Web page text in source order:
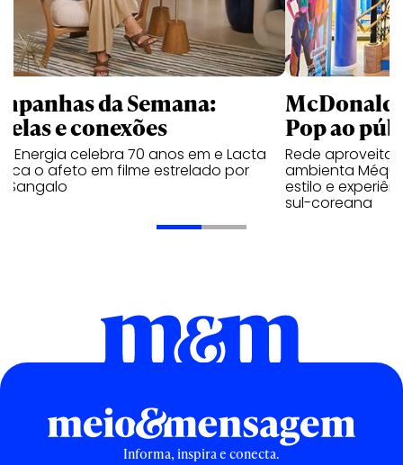
da Semana:
e conexões
Energia celebra 70 anos em e Lacta
o afeto em filme estrelado por
Sangalo
Pop ao
Rede aproveita
ambienta Méqui
estilo e
sul-coreana
Informa, inspira e conecta.